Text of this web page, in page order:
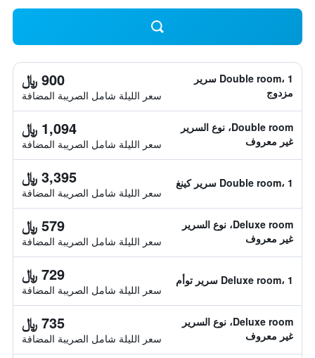
Double room، 1 سرير
مزدوج
900 ﷼
سعر الليلة شامل الصريبة المضافة
Double room، نوع السرير
غير معروف
1,094 ﷼
سعر الليلة شامل الصريبة المضافة
Double room، 1 سرير كينغ 3,395 ﷼
سعر الليلة شامل الصريبة المضافة
Deluxe room، نوع السرير
غير معروف
579 ﷼
سعر الليلة شامل الصريبة المضافة
Deluxe room، 1 سرير توأم 729 ﷼
سعر الليلة شامل الصريبة المضافة
Deluxe room، نوع السرير
غير معروف
735 ﷼
سعر الليلة شامل الصريبة المضافة